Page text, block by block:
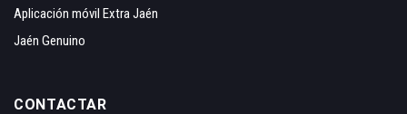
Aplicación móvil Extra Jaén
Jaén Genuino
CONTACTAR